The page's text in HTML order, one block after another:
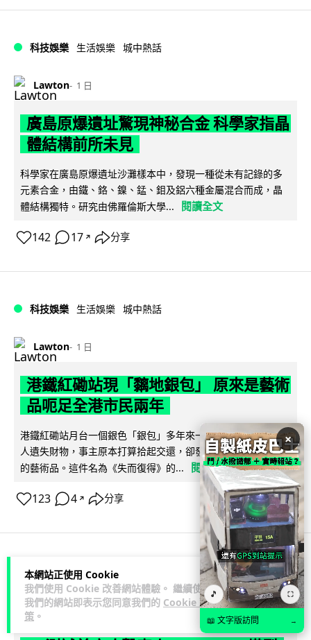
本網站正使用 Cookie
我們使用 Cookie 改善網站體驗。 繼續使用
我們的網站即表示您同意我們的 Cookie 政
策 。
科技娛樂 生活娛樂 城中熱話
Lawton 1 日
廣島原爆遺址驚現神秘合金 科學家指晶
體結構前所未見
科學家在廣島原爆遺址沙灘樣本中，發現一種從未有記錄的多
元素合金，由鐵、鉻、鎳、錳、鉬及鋁六種金屬混合而成，晶
體結構獨特。研究由佛羅倫斯大學...
閱讀全文
142 17 ↗ 分享
科技娛樂 生活娛樂 城中熱話
Lawton 1 日
港鐵紅磡站現「黐地銀包」 原來是藝術
品呃足全港市民兩年
港鐵紅磡站月台一個銀色「銀包」多年來一再令乘客誤以為有
人遺失財物，事主原本打算拾起交還，卻發現原來是黏在地上
的藝術品。這件名為《失而復得》的...
閱讀全文
123 4 ↗ 分享
人工智能
Lawton 1 日
×
🎵 ⛶
📖 文字版訪問 →